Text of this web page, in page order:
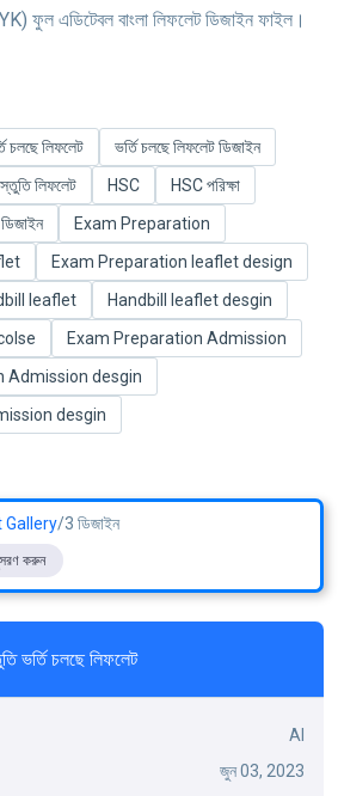
ফুল এডিটেবল বাংলা লিফলেট ডিজাইন ফাইল।
চলছে লিফলেট
ভর্তি চলছে লিফলেট ডিজাইন
লিফলেট HSC
HSC পরিক্ষা
Exam Preparation
Exam Preparation leaflet design
leaflet
Handbill leaflet desgin
Exam Preparation Admission
Admission desgin
desgin
Gallery/3 ডিজাইন
করুন
ভর্তি চলছে লিফলেট
AI
জুন 03, 2023